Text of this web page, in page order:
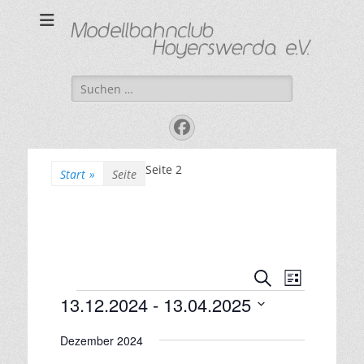
Modellbahnclub
Hoyerswerda e. V.
"Kleine Bahn ganz groß"
Suchen
nach:
Facebook
Start » Seite Seite 2
V
e
a
S
u
V
e
L
t
Veranstaltungen
13.12.2024 - 13.04.2025
a
Dezember 2024